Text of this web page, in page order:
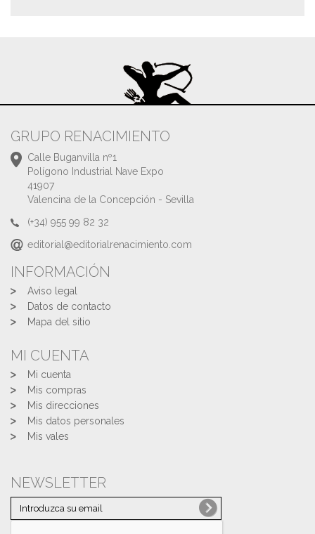
GRUPO RENACIMIENTO
Calle Buganvilla nº1
Polígono Industrial Nave Expo
41907
Valencina de la Concepción - Sevilla
(+34) 955 99 82 32
editorial@editorialrenacimiento.com
INFORMACIÓN
Aviso legal
Datos de contacto
Mapa del sitio
MI CUENTA
Mi cuenta
Mis compras
Mis direcciones
Mis datos personales
Mis vales
NEWSLETTER